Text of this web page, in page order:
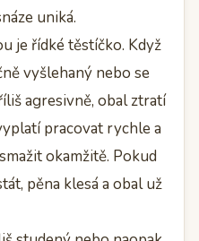
uniká.
je řídké těstíčko. Když
vyšlehaný nebo se
agresivně, obal ztratí
pracovat rychle a
okamžitě. Pokud
pěna klesá a obal už